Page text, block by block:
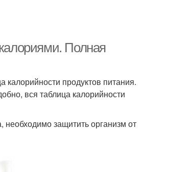
Полная
продуктов питания.
вся таблица калорийности
защитить организм от